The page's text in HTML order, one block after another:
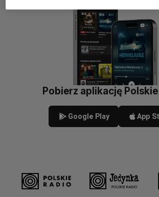
Pobierz aplikację
Google Play App